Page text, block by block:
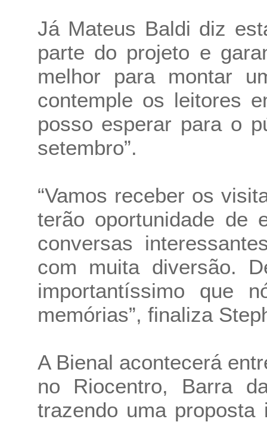
Já Mateus Baldi diz
parte do projeto e
melhor para montar
contemple os leitores
posso esperar para o
setembro”.
“Vamos receber os
terão oportunidade de
conversas
com muita diversão.
importantíssimo que
memórias”, finaliza
A Bienal acontecerá
no Riocentro, Barra
trazendo uma